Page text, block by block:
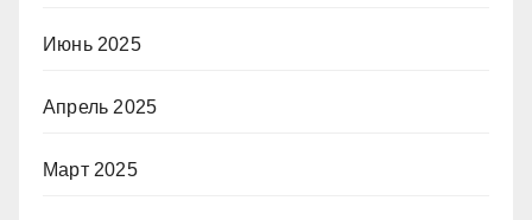
Июнь 2025
Апрель 2025
Март 2025